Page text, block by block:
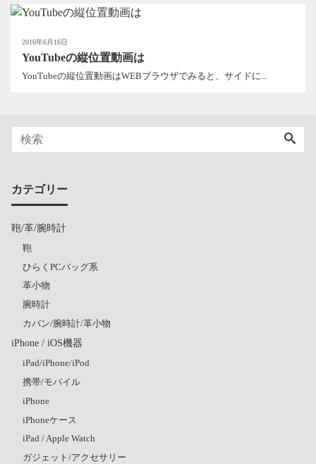
2016年6月16日
YouTubeの縦位置動画は
YouTubeの縦位置動画はWEBブラウザでみると、サイドに...
カテゴリー
鞄/革/腕時計
鞄
ひらくPCバッグ系
革小物
腕時計
カバン/腕時計/革小物
iPhone / iOS機器
iPad/iPhone/iPod
携帯/モバイル
iPhone
iPhoneケース
iPad / Apple Watch
ガジェット/アクセサリー